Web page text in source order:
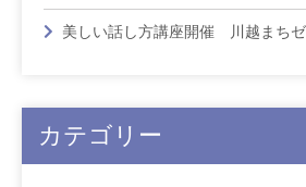
美しい話し方講座開催 川越まち
カテゴリー